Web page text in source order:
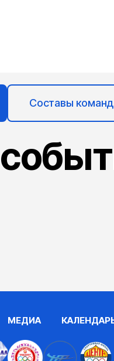
Составы команд
МЕДИА